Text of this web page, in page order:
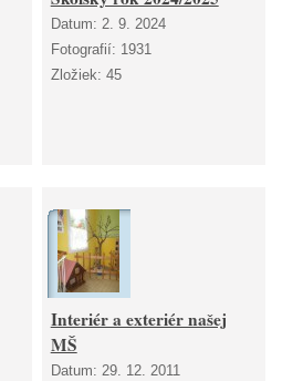
Datum: 2. 9. 2024
Fotografií: 1931
Zložiek: 45
Interiér a exteriér našej
MŠ
Datum: 29. 12. 2011